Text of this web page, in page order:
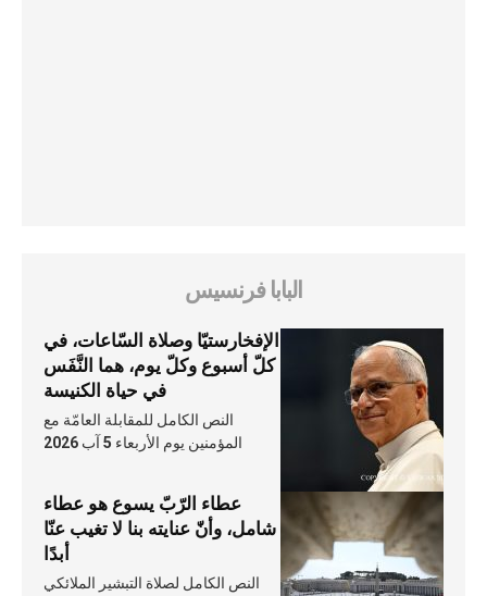
البابا فرنسيس
الإفخارستيّا وصلاة السّاعات، في
كلّ أسبوع وكلّ يوم، هما النَّفَس
في حياة الكنيسة
النص الكامل للمقابلة العامّة مع
المؤمنين يوم الأربعاء 5 آب 2026
عطاء الرّبّ يسوع هو عطاء
شامل، وأنّ عنايته بنا لا تغيب عنّا
أبدًا
النص الكامل لصلاة التبشير الملائكي